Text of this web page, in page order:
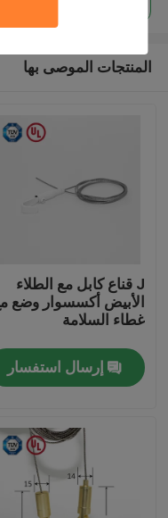
أشرطة فيديو
المنتجات الموصى بها
J قناع كابل مع الطلاء
الأبيض أكسسوار وضع
غطاء السلامة
إرسال استفسار